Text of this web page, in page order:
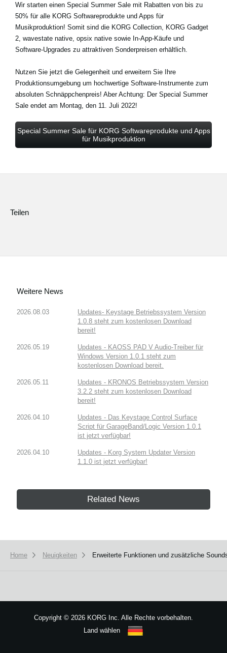
Wir starten einen Special Summer Sale mit Rabatten von bis zu
50% für alle KORG Softwareprodukte und Apps für
Musikproduktion! Somit sind die KORG Collection, KORG Gadget
2, wavestate native, opsix native sowie In-App-Käufe und
Software-Upgrades zu attraktiven Sonderpreisen erhältlich.
Nutzen Sie jetzt die Gelegenheit und erweitern Sie Ihre
Produktionsumgebung um hochwertige Software-Instrumente zum
absoluten Schnäppchenpreis! Aber Achtung: Der Special Summer
Sale endet am Montag, den 11. Juli 2022!
Special Summer Sale für KORG Softwareprodukte und Apps
für Musikproduktion
Teilen
Weitere News
2026.08.03
Updates- Keystage Betriebssystem Version
1.0.8 steht zum kostenlosen Download
bereit!
2026.05.19
Updates - KAOSS PAD V Audio-Treiber für
Windows Version 1.0.1 steht zum
kostenlosen Download bereit.
2026.05.11
Updates - KRONOS Betriebssystem Version
3.2.2 steht zum kostenlosen Download
bereit!
2026.04.10
Updates - Das Keystage Control Surface
Script für GarageBand/Logic Version 1.0.1
ist jetzt verfügbar!
2026.04.10
Updates - Korg System Updater Version
1.1.0 ist jetzt verfügbar!
Related News
Home Neuigkeiten Erweiterte Funktionen und zusätzliche
Copyright © 2026 KORG Inc. Alle Rechte vorbehalten.
Land wählen